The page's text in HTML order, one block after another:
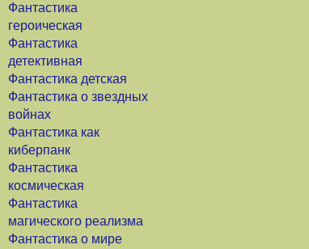
Фантастика
героическая
Фантастика
детективная
Фантастика детская
Фантастика о звездных
войнах
Фантастика как
киберпанк
Фантастика
космическая
Фантастика
магического реализма
Фантастика о мире